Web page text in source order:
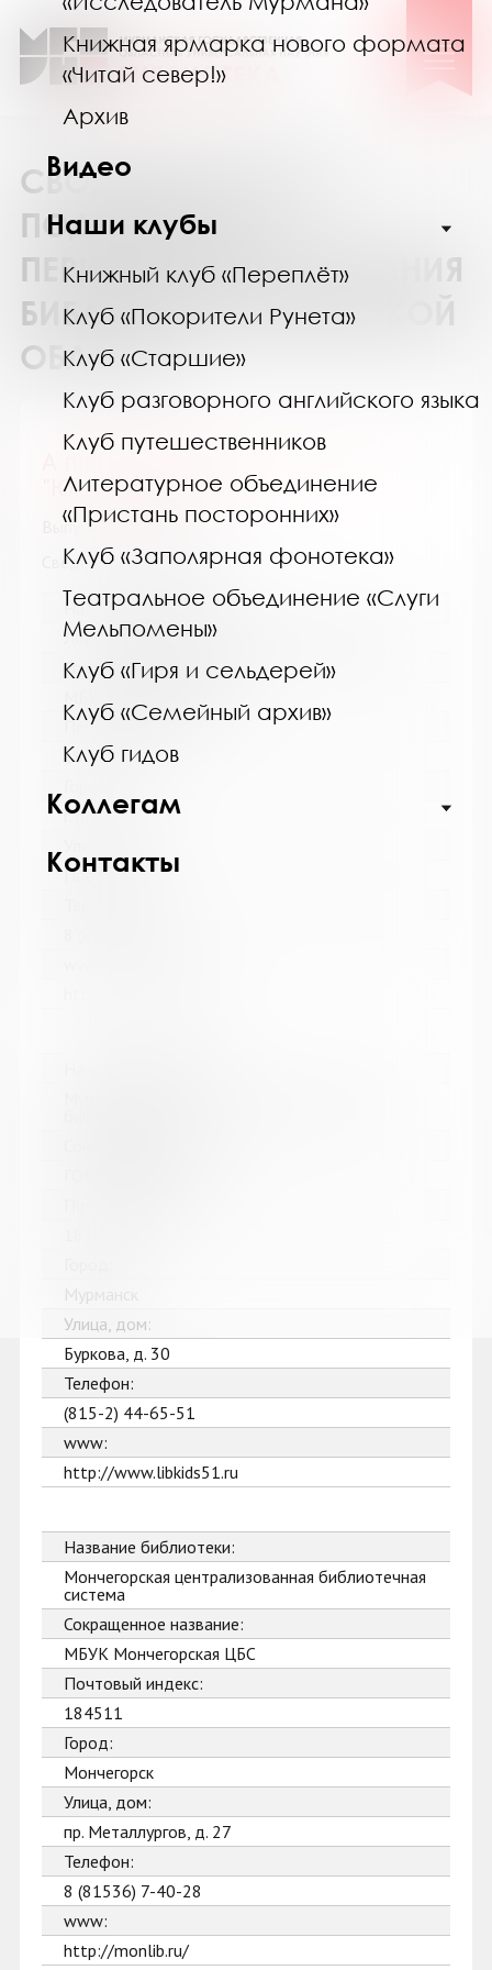
Книжная ярмарка нового формата
«Читай север!»
Архив
Видео
Наши клубы
Книжный клуб «Переплёт»
Клуб «Покорители Рунета»
Клуб «Старшие»
Клуб разговорного английского языка
Клуб путешественников
Литературное объединение
«Пристань посторонних»
Клуб «Заполярная фонотека»
Театральное объединение «Слуги
Мельпомены»
Клуб «Гиря и сельдерей»
Клуб «Семейный архив»
Клуб гидов
Коллегам
Контакты
СВОДНЫЙ КАТАЛОГ
ПОДПИСКИ НА
ПЕРИОДИЧЕСКИЕ ИЗДАНИЯ
БИБЛИОТЕК МУРМАНСКОЙ
ОБЛАСТИ
А почему? Приложение к журн.
"Юный техник"
Выпуск №7 от 2025 года
Сведения о держателях
Название библиотеки:
Ловозерская межпоселенческая библиотека
Сокращенное название:
Почтовый индекс:
184580
г. п. Ревда
Победы, 25
Мурманск
Улица, дом:
Буркова, д. 30
Телефон:
(815-2) 44-65-51
www:
http://www.libkids51.ru
Название библиотеки:
Мончегорская централизованная библиотечная
система
Сокращенное название:
МБУК Мончегорская ЦБС
Почтовый индекс:
184511
Город:
Мончегорск
Улица, дом:
пр. Металлургов, д. 27
Телефон:
8 (81536) 7-40-28
www:
http://monlib.ru/